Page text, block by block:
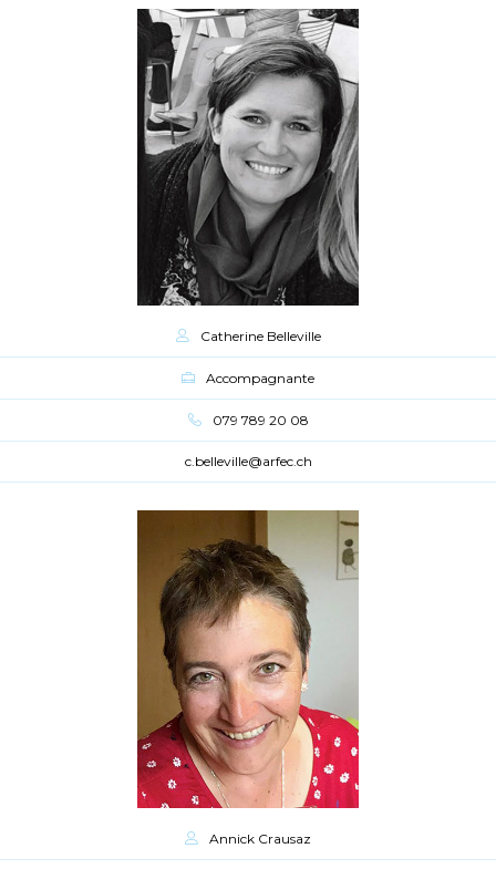
Catherine Belleville
Accompagnante
079 789 20 08
c.belleville@arfec.ch
Annick Crausaz